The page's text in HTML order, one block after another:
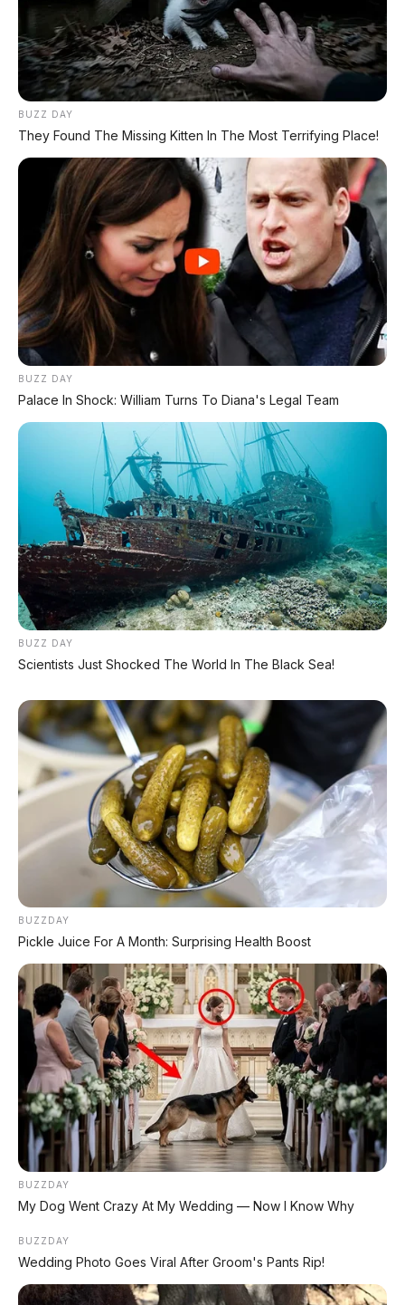
Voucher Belanja Rp 100.000
*Klik untuk klaim di marketplace pilihanmu
REKOMENDASI UNTUK ANDA
⚡ MG 4X: SUV Listrik Kompak dengan
Baterai Semi-Solid-State & Range 610
Km
⚡ Leapmotor A05: Hatchback Listrik
Kompak dengan Opsi LiDAR & Range 510
Km
⚡ Xpeng GX: SUV Full-Size Premium
dengan AI Turing & Range 1.585 Km
⚡ Hongqi G919: SUV Mewah Tangguh
EREV 831 HP Siap Menantang G-Class
dengan Harga Mulai Rp322 Juta
⚡ Maextro V800: MPV Ultra-Mewah
BUZZ DAY
They Found The Missing Kitten In The Most Terrifying Place!
BUZZ DAY
Palace In Shock: William Turns To Diana's Legal Team
BUZZ DAY
Scientists Just Shocked The World In The Black Sea!
BUZZDAY
Pickle Juice For A Month: Surprising Health Boost
BUZZDAY
My Dog Went Crazy At My Wedding — Now I Know Why
BUZZDAY
Wedding Photo Goes Viral After Groom's Pants Rip!